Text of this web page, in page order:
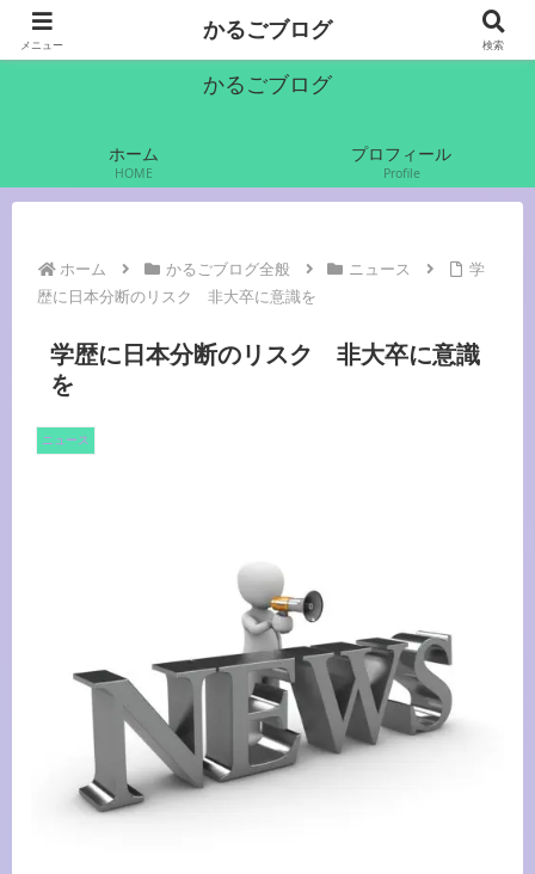
かるご（軽語）でいきます
かるごブログ
ホーム
HOME
プロフィール
Profile
ホーム かるごブログ全般 ニュース
学
歴に日本分断のリスク 非大卒に意識を
学歴に日本分断のリスク 非大卒に意識
を
ニュース
メニュー
かるごブログ
検索